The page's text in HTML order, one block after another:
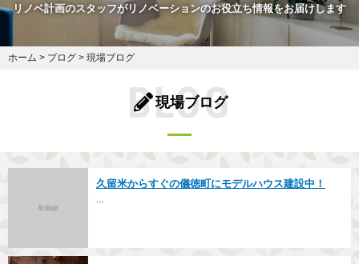
リノベ計画のスタッフがリノベーションのお役立ち情報をお届けします
ホーム > ブログ > 現場ブログ
BLOG
現場ブログ
久留米からすぐの儀徳町にモデルハウス建設中！